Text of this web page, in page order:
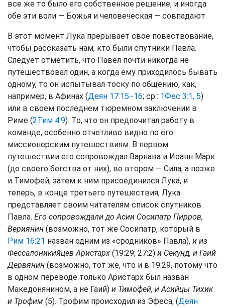
все же то было его собственное решение, и иногда
обе эти воли — Божья и человеческая — совпадают.
В этот момент Лука прерывает свое повествование,
чтобы рассказать нам, кто были спутники Павла.
Следует отметить, что Павел почти никогда не
путешествовал один, а когда ему приходилось бывать
одному, то он испытывал тоску по общению, как,
например, в Афинах (Деян 17:15−16; ср.: 1Фес 3:1, 5)
или в своем последнем тюремном заключении в
Риме (2Тим 4:9). То, что он предпочитал работу в
команде, особенно отчетливо видно по его
миссионерским путешествиям. В первом
путешествии его сопровождал Варнава и Иоанн Марк
(до своего бегства от них), во втором — Сила, а позже
и Тимофей, затем к ним присоединился Лука, и
теперь, в конце третьего путешествия, Лука
представляет своим читателям список спутников
Павла. Его сопровождали до Асии Сосипатр Пирров,
Вериянин (возможно, тот же Сосипатр, который в
Рим 16:21 назван одним из «сродников» Павла), и из
Фессалоникийцев Аристарх (19:29; 27:2) и Секунд, и Гаий
Дервянин (возможно, тот же, что и в 19:29, потому что
в одном переводе только Аристарх был назван
Македонянином, а не Гаий) и Тимофей, и Асийцы Тихик
и Трофим (5). Трофим происходил из Эфеса; (Деян